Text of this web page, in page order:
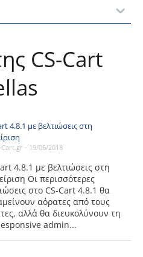
CS-Cart
4.8.1 με βελτιώσεις στη
Cart.gr - 19/06/2018
4.8.1 με βελτιώσεις στη
Οι περισσότερες
στο CS-Cart 4.8.1 θα
αόρατες από τους
αλλά θα διευκολύνουν τη
admin...